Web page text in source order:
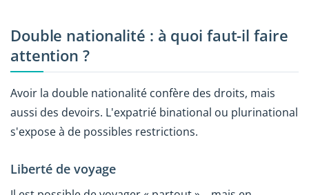
Double nationalité : à quoi faut-il faire
attention ?
Avoir la double nationalité confère des droits, mais
aussi des devoirs. L'expatrié binational ou plurinational
s'expose à de possibles restrictions.
Liberté de voyage